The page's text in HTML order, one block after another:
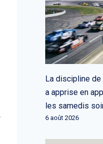
La discipline
a apprise en
les samedis
6 août 2026